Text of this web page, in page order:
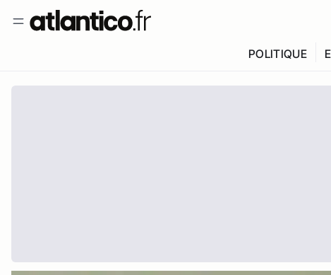
POLITIQUE